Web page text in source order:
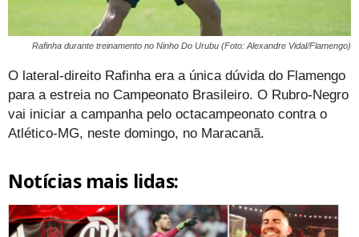
Rafinha durante treinamento no Ninho Do Urubu (Foto: Alexandre Vidal/Flamengo)
O lateral-direito Rafinha era a única dúvida do Flamengo
para a estreia no Campeonato Brasileiro. O Rubro-Negro
vai iniciar a campanha pelo octacampeonato contra o
Atlético-MG, neste domingo, no Maracanã.
Notícias mais lidas: